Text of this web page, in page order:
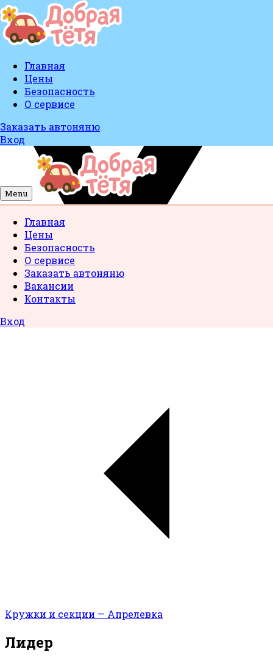
Главная
Цены
Безопасность
О сервисе
Заказать автоняню
Вход
Menu
Главная
Цены
Безопасность
О сервисе
Заказать автоняню
Вакансии
Контакты
Вход
Кружки и секции — Апрелевка
Лидер